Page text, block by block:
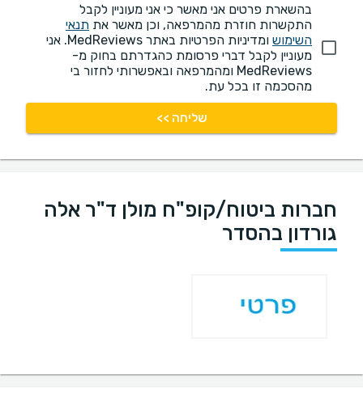
בהשארת פרטים אני מאשר כי אני מעוניין לקבל
התקשרות חוזרת מהמרפאה, וכן מאשר את תנאי
השימוש
ומדיניות הפרטיות באתר MedReviews. אני
מעוניין לקבל דברי פרסומת כהגדרתם בחוק מ-
MedReviews ומהמרפאה ובאפשרותי לחזור בי
מהסכמה זו בכל עת.
שליחה >>
חברות ביטוח/קופ"ח מולן ד"ר אלה
גורדון בהסדר